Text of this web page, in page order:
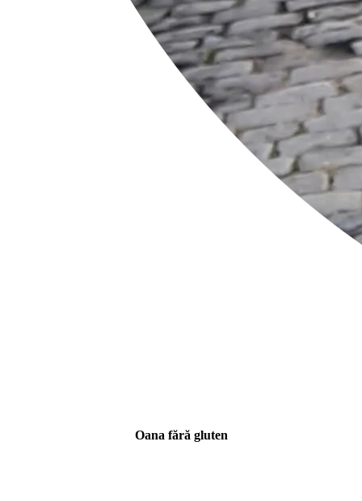
Oana fără gluten